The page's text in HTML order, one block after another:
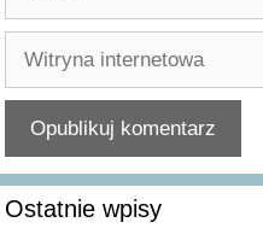
internetowa
A
lOstatnie wpisy